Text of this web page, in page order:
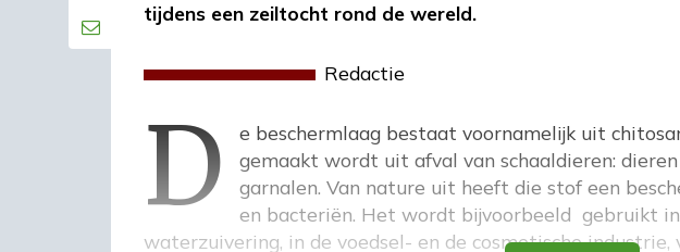
tijdens een zeiltocht rond de wereld.
Redactie
d De beschermlaag bestaat voornamelijk uit
gemaakt wordt uit afval van schaaldieren: dieren
garnalen. Van nature uit heeft die stof een
en bacteriën. Het wordt bijvoorbeeld gebruikt
waterzuivering, in de voedsel- en de cosmetische industrie,